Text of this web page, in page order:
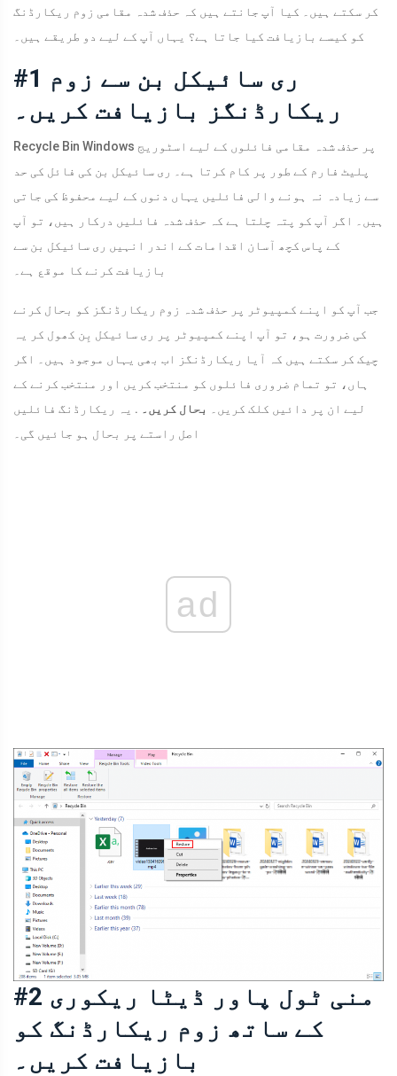
کر سکتے ہیں۔ کیا آپ جانتے ہیں کہ حذف شدہ مقامی زوم ریکارڈنگ
کو کیسے بازیافت کیا جاتا ہے؟ یہاں آپ کے لیے دو طریقے ہیں۔
#1 ری سائیکل بن سے زوم
ریکارڈنگز بازیافت کریں۔
Recycle Bin Windows پر حذف شدہ مقامی فائلوں کے لیے اسٹوریج
پلیٹ فارم کے طور پر کام کرتا ہے۔ ری سائیکل بن کی فائل کی حد
سے زیادہ نہ ہونے والی فائلیں یہاں دنوں کے لیے محفوظ کی جاتی
ہیں۔ اگر آپ کو پتہ چلتا ہے کہ حذف شدہ فائلیں درکار ہیں، تو آپ
کے پاس کچھ آسان اقدامات کے اندر انہیں ری سائیکل بن سے
بازیافت کرنے کا موقع ہے۔
جب آپ کو اپنے کمپیوٹر پر حذف شدہ زوم ریکارڈنگز کو بحال کرنے
کی ضرورت ہو، تو آپ اپنے کمپیوٹر پر ری سائیکل بِن کھول کر یہ
چیک کر سکتے ہیں کہ آیا ریکارڈنگز اب بھی یہاں موجود ہیں۔ اگر
ہاں، تو تمام ضروری فائلوں کو منتخب کریں اور منتخب کرنے کے
لیے ان پر دائیں کلک کریں۔
بحال کریں۔
. یہ ریکارڈنگ فائلیں
اصل راستے پر بحال ہو جائیں گی۔
ad
#2 منی ٹول پاور ڈیٹا ریکوری
کے ساتھ زوم ریکارڈنگ کو
بازیافت کریں۔